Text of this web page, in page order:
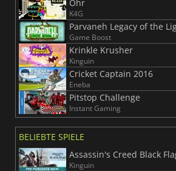
36.40
Baldur's Gate 3 Elden Ring
Ohr
K4G
Game Boost
Krinkle Krusher
Kinguin
Cricket Captain 2016
Eneba
Pitstop Challenge
Instant Gaming
BELIEBTE SPIELE
Kinguin